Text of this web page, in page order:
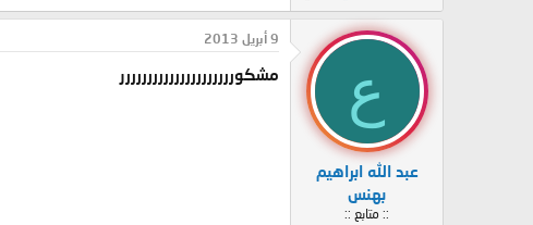
ع
عبد الله ابراهيم
بهنس
:: متابع ::
9 أبريل 2013
مشكوررررررررررررررررررررر